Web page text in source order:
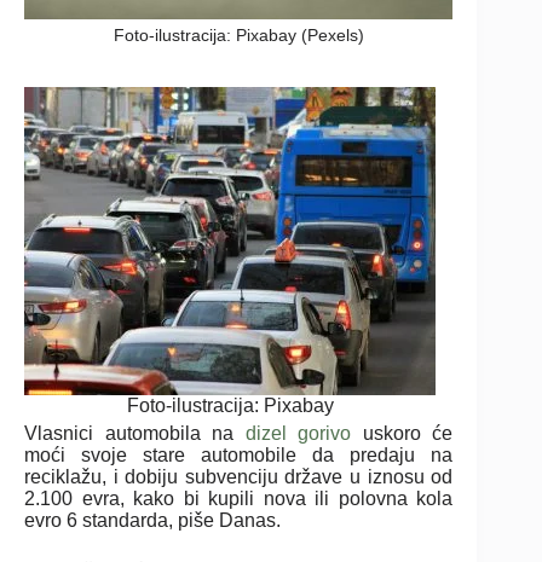
Foto-ilustracija: Pixabay (Pexels)
Foto-ilustracija: Pixabay
Vlasnici automobila na dizel gorivo uskoro će
moći svoje stare automobile da predaju na
reciklažu, i dobiju subvenciju države u iznosu od
2.100 evra, kako bi kupili nova ili polovna kola
evro 6 standarda, piše Danas.